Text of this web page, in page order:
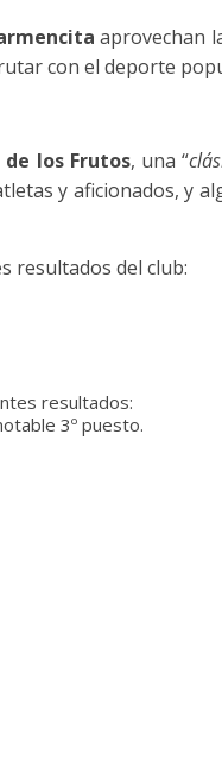
aprovechan
con el deporte
los Frutos, una “
y aficionados, y
resultados del club:
resultados:
3º puesto.